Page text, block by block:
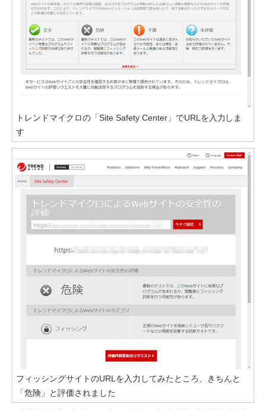
トレンドマイクロの「Site Safety Center」でURLを入力しま
す
フィッシングサイトのURLを入力してみたところ、きちんと
「危険」と評価されました